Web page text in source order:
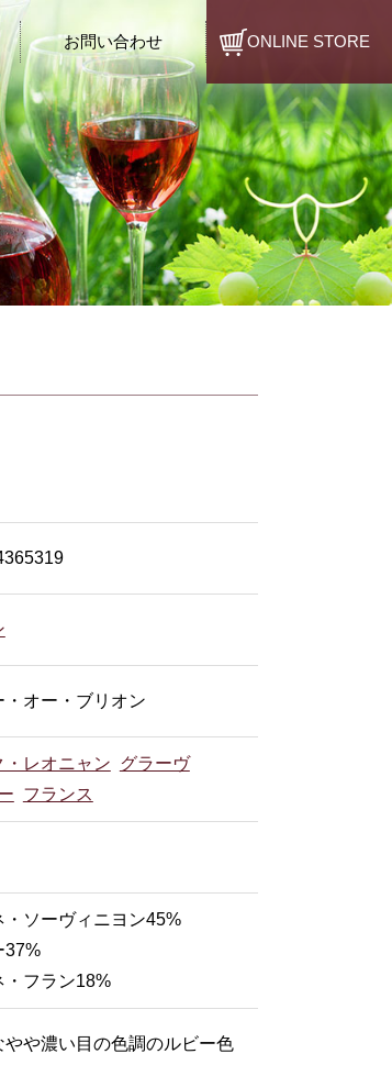
お問い合わせ ONLINE STORE
・オー・ブリオン
・レオニャン グラーヴ
フランス
・ソーヴィニヨン45%
37%
・フラン18%
やや濃い目の色調のルビー色